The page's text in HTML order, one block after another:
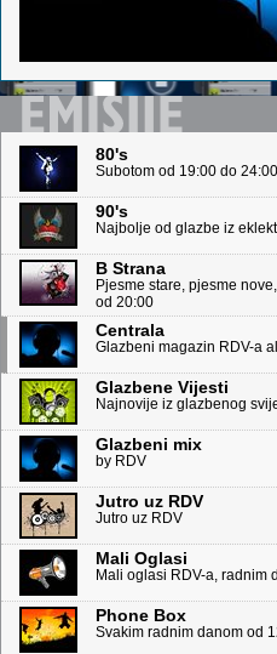
80's
Subotom od 19:00 do
90's
Najbolje od glazbe iz
B Strana
Pjesme stare, pjesme
od 20:00
Centrala
Glazbeni magazin RDV-a
Glazbene Vijesti
Najnovije iz glazbenog
Glazbeni mix
by RDV
Jutro uz RDV
Jutro uz RDV
Mali Oglasi
Mali oglasi RDV-a, radnim
Phone Box
Svakim radnim danom od